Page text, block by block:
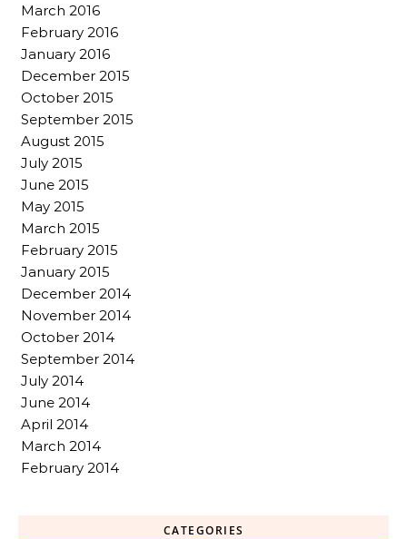
March 2016
February 2016
January 2016
December 2015
October 2015
September 2015
August 2015
July 2015
June 2015
May 2015
March 2015
February 2015
January 2015
December 2014
November 2014
October 2014
September 2014
July 2014
June 2014
April 2014
March 2014
February 2014
CATEGORIES